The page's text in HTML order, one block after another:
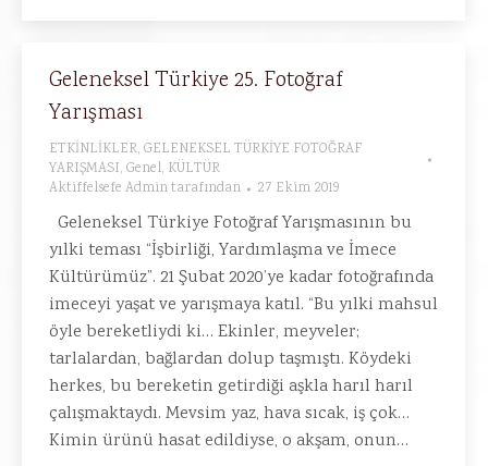
Geleneksel Türkiye 25. Fotoğraf
Yarışması
ETKİNLİKLER, GELENEKSEL TÜRKİYE FOTOĞRAF
YARIŞMASI, Genel, KÜLTÜR
Aktiffelsefe Admintarafından 27 Ekim 2019
Geleneksel Türkiye Fotoğraf Yarışmasının bu
yılki teması “İşbirliği, Yardımlaşma ve İmece
Kültürümüz”. 21 Şubat 2020’ye kadar fotoğrafında
imeceyi yaşat ve yarışmaya katıl. “Bu yılki mahsul
öyle bereketliydi ki… Ekinler, meyveler;
tarlalardan, bağlardan dolup taşmıştı. Köydeki
herkes, bu bereketin getirdiği aşkla harıl harıl
çalışmaktaydı. Mevsim yaz, hava sıcak, iş çok…
Kimin ürünü hasat edildiyse, o akşam, onun…